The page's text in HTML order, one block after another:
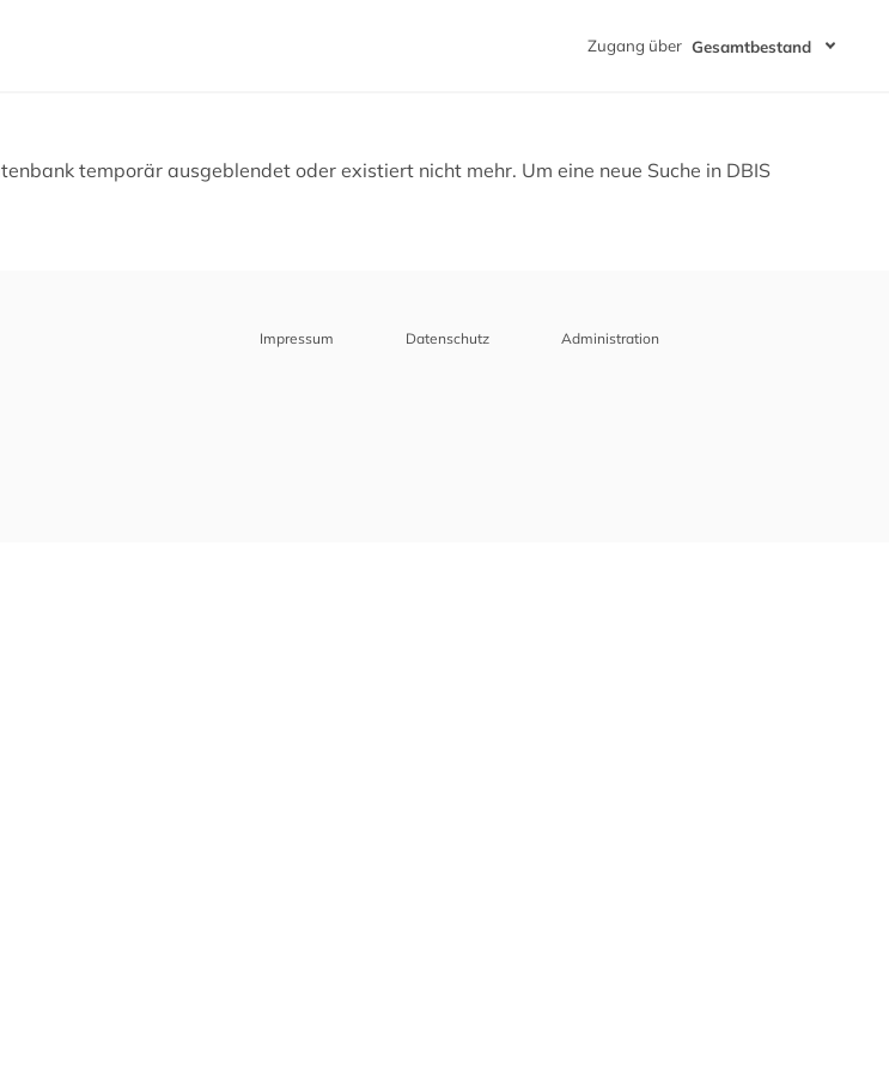
Zugang über Gesamtbestand
temporär ausgeblendet oder existiert nicht mehr. Um eine neue Suche in DBIS
Impressum Datenschutz Administration